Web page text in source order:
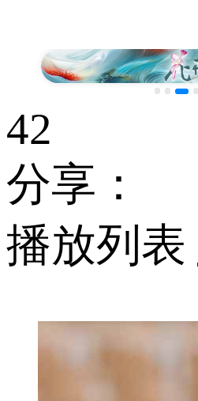
42
分享：
播放列表